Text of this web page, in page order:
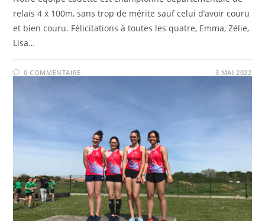
relais 4 x 100m, sans trop de mérite sauf celui d’avoir couru
et bien couru. Félicitations à toutes les quatre, Emma, Zélie,
Lisa…
0 COMMENTAIRE 3 MAI 2022